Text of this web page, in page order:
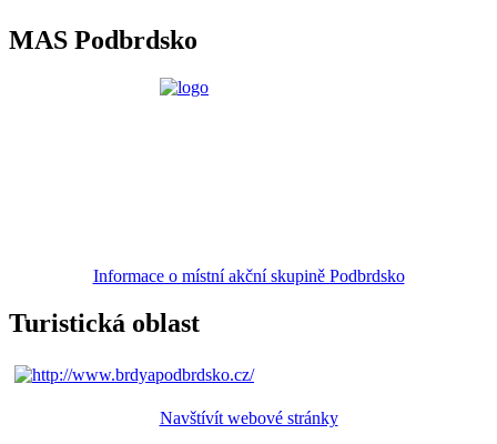
MAS Podbrdsko
Informace o místní akční skupině Podbrdsko
Turistická oblast
Navštívít webové stránky